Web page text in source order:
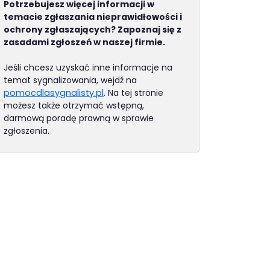
Potrzebujesz więcej informacji w
temacie zgłaszania nieprawidłowości i
ochrony zgłaszających? Zapoznaj się z
zasadami zgłoszeń w naszej firmie.
Jeśli chcesz uzyskać inne informacje na
temat sygnalizowania, wejdź na
pomocdlasygnalisty.pl(otwiera się w nowej karcie)
. Na tej stronie
możesz także otrzymać wstępną,
darmową poradę prawną w sprawie
zgłoszenia.